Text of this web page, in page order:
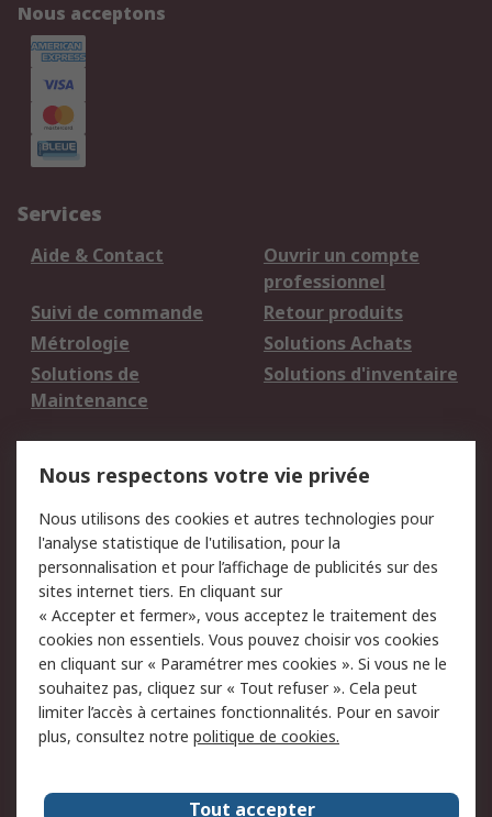
Nous acceptons
Services
Aide & Contact
Ouvrir un compte
professionnel
Suivi de commande
Retour produits
Métrologie
Solutions Achats
Solutions de
Maintenance
Solutions d'inventaire
du site
Politique de protection
des données - Mise à
jour
Sécurité des E-mails
Conditions générales
de vente
Politique anti-
corruption
Campagnes marketing
A propos de RS
A propos de RS France
Evénements
Nous respectons votre vie privée
Nous utilisons des cookies et autres technologies pour
l'analyse statistique de l'utilisation, pour la
personnalisation et pour l’affichage de publicités sur des
sites internet tiers. En cliquant sur
« Accepter et fermer», vous acceptez le traitement des
cookies non essentiels. Vous pouvez choisir vos cookies
en cliquant sur « Paramétrer mes cookies ». Si vous ne le
souhaitez pas, cliquez sur « Tout refuser ». Cela peut
limiter l’accès à certaines fonctionnalités. Pour en savoir
plus, consultez notre politique de cookies.
Tout accepter